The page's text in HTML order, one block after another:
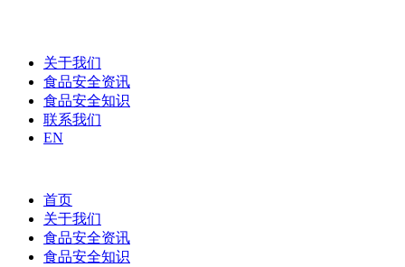
关于我们
食品安全资讯
食品安全知识
联系我们
EN
首页
关于我们
食品安全资讯
食品安全知识